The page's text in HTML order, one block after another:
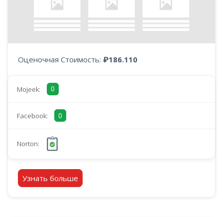
Оценочная Стоимость: ₽186.110
Mojeek: 0
Facebook: 0
Norton:
Узнать больше